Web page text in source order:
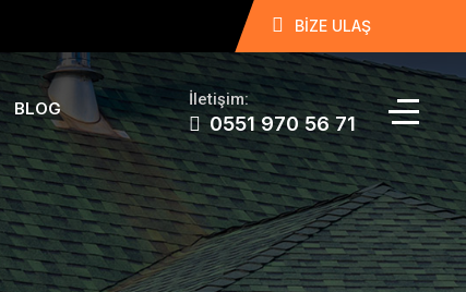
BİZE ULAŞ
BLOG İletişim:
0551 970 56 71